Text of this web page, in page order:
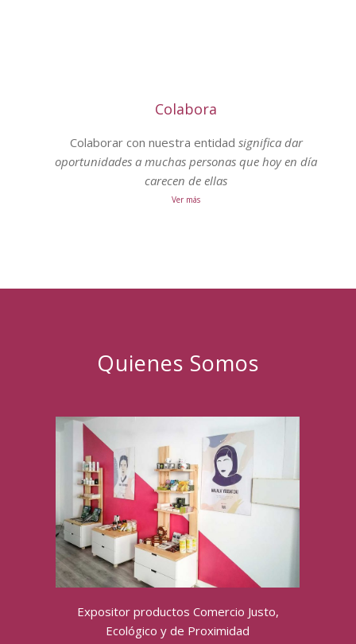
Colabora
Colaborar con nuestra entidad significa dar
oportunidades a muchas personas que hoy en día
carecen de ellas
Ver más
Quienes Somos
Expositor productos Comercio Justo,
Ecológico y de Proximidad